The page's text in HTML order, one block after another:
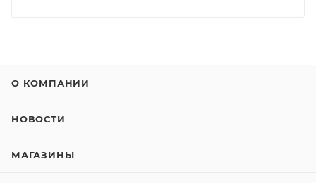
О КОМПАНИИ
НОВОСТИ
МАГАЗИНЫ